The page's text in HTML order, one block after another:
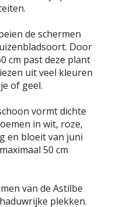
de schermen
Door
cm past deze plant
uit veel kleuren
of geel.
vormt dichte
in wit, roze,
en bloeit van juni
50 cm
van de Astilbe
plekken.